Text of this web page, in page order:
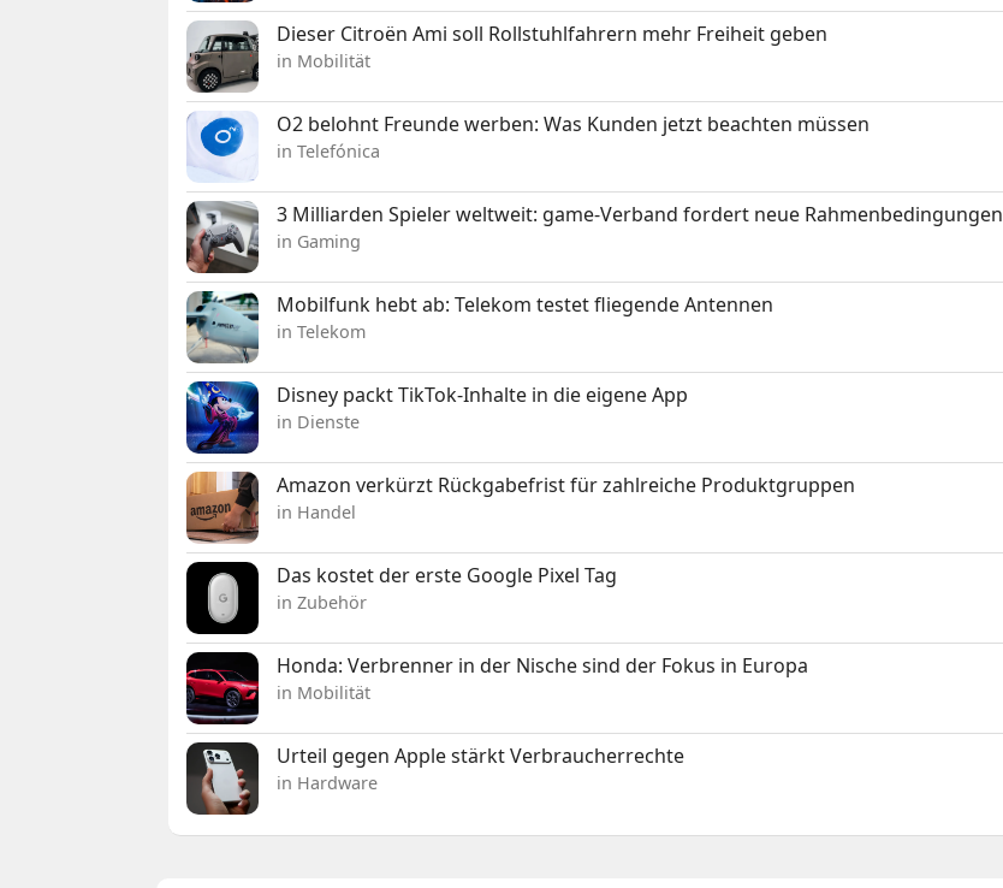
Dieser Citroën Ami soll Rollstuhlfahrern mehr Freiheit geben
in Mobilität
O2 belohnt Freunde werben: Was Kunden jetzt beachten müssen
in Telefónica
3 Milliarden Spieler weltweit: game-Verband fordert neue Rahmenbedingungen
in Gaming
Mobilfunk hebt ab: Telekom testet fliegende Antennen
in Telekom
Disney packt TikTok-Inhalte in die eigene App
in Dienste
Amazon verkürzt Rückgabefrist für zahlreiche Produktgruppen
in Handel
Das kostet der erste Google Pixel Tag
in Zubehör
Honda: Verbrenner in der Nische sind der Fokus in Europa
in Mobilität
Urteil gegen Apple stärkt Verbraucherrechte
in Hardware